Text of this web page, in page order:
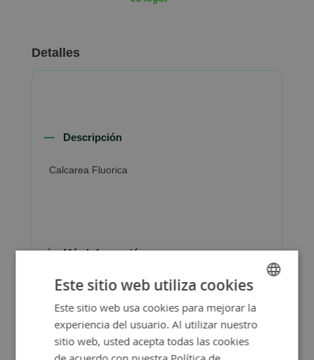
Detalles
Descripción
Calcarea Fluorica
Más Información
SPANISH
ENGLISH
Este sitio web utiliza cookies
Este sitio web usa cookies para mejorar la
experiencia del usuario. Al utilizar nuestro
sitio web, usted acepta todas las cookies